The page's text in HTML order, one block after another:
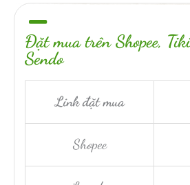
Đặt mua trên Shopee,
Sendo
Link đặt mua
Shopee